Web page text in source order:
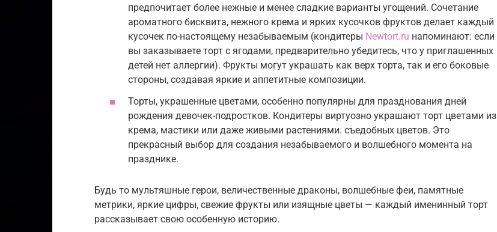
предпочитает более нежные и менее сладкие варианты угощений. Сочетание
ароматного бисквита, нежного крема и ярких кусочков фруктов делает каждый
кусочек по-настоящему незабываемым (кондитеры Newtort.ru напоминают: если
вы заказываете торт с ягодами, предварительно убедитесь, что у приглашенных
детей нет аллергии). Фрукты могут украшать как верх торта, так и его боковые
стороны, создавая яркие и аппетитные композиции.
Торты, украшенные цветами, особенно популярны для празднования дней
рождения девочек-подростков. Кондитеры виртуозно украшают торт цветами из
крема, мастики или даже живыми растениями. съедобных цветов. Это
прекрасный выбор для создания незабываемого и волшебного момента на
празднике.
Будь то мультяшные герои, величественные драконы, волшебные феи, памятные
метрики, яркие цифры, свежие фрукты или изящные цветы — каждый именинный торт
рассказывает свою особенную историю.